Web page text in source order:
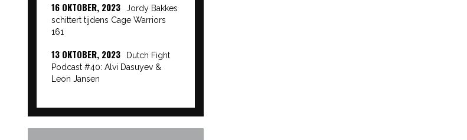
16 OKTOBER, 2023
Jordy Bakkes
schittert tijdens Cage Warriors
161
13 OKTOBER, 2023
Dutch Fight
Podcast #40: Alvi Dasuyev &
Leon Jansen